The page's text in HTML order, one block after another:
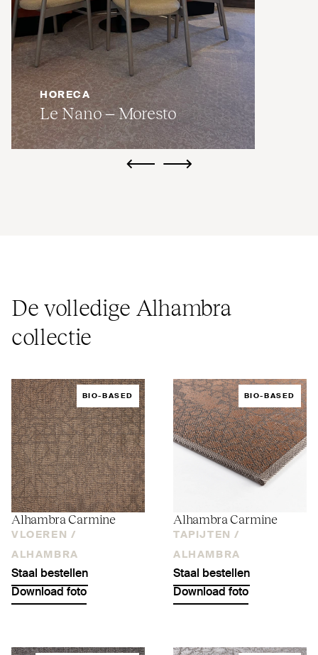
HORECA
Le Nano – Moresto
ui.previousui.next
De volledige Alhambra
collectie
BIO-BASED
Alhambra Carmine
VLOEREN /
ALHAMBRA
Staal bestellen
Download foto
BIO-BASED
Alhambra Carmine
TAPIJTEN /
ALHAMBRA
Staal bestellen
Download foto